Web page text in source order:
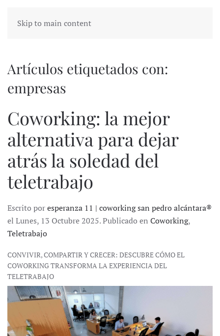
Skip to main content
Artículos etiquetados con:
empresas
Coworking: la mejor
alternativa para dejar
atrás la soledad del
teletrabajo
Escrito poresperanza 11 | coworking san pedro alcántara®
el Lunes, 13 Octubre 2025. Publicado en Coworking,
Teletrabajo
CONVIVIR, COMPARTIR Y CRECER: DESCUBRE CÓMO EL
COWORKING TRANSFORMA LA EXPERIENCIA DEL
TELETRABAJO